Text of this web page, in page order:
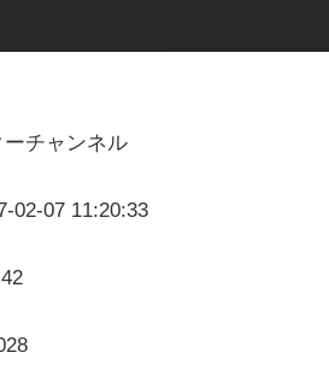
チャンネル
02-07 11:20:33